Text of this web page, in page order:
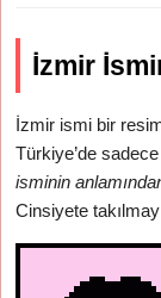
İzmir
İzmir ismi bir
Türkiye’de
isminin
Cinsiyete